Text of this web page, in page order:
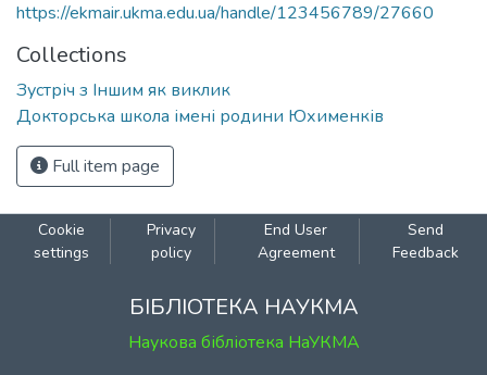
https://ekmair.ukma.edu.ua/handle/123456789/27660
Collections
Зустріч з Іншим як виклик
Докторська школа імені родини Юхименків
Full item page
Cookie
settings
Privacy
policy
End User
Agreement
Send
Feedback
БІБЛІОТЕКА НАУКМА
Наукова бібліотека НаУКМА